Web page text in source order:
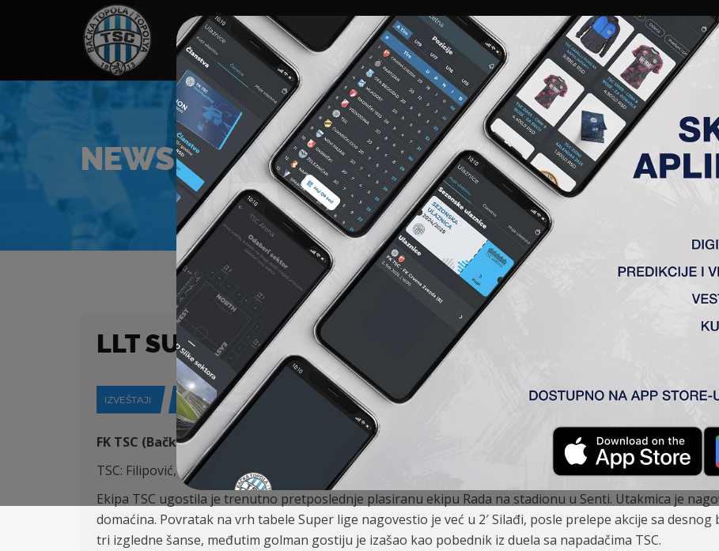
HOME SPONZORI NEWS GALERIJE A TIM ČLANSTVO AKREDITACIJE KLUB AKADEMIJA
NEWS
LLT SUPER LIGA 10. KOLO
IZVEŠTAJI 30-09-2019
FK TSC (Bačka Topola) – FK Rad (Beograd) 2:0
TSC: Filipović, Skopljak, Antonić, Varga, Ponjević, Grabež (71′ Babić), Duronjić (71′ Šinkovič), Tomanović
Ekipa TSC ugostila je trenutno pretposlednje plasiranu ekipu Rada na stadionu u Senti. Utakmica je
domaćina. Povratak na vrh tabele Super lige nagovestio je već u 2′ Silađi, posle prelepe akcije sa
tri izgledne šanse, međutim golman gostiju je izašao kao pobednik iz duela sa napadačima TSC.